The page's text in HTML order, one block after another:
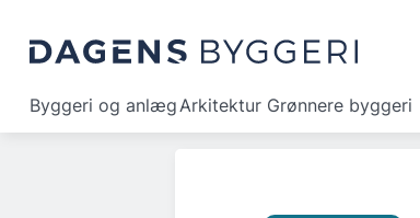
Byggeri og anlægArkitektur Grønnere byggeri